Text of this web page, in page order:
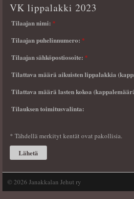
VK lippalakki 2023
Tilaajan nimi: *
Tilaajan puhelinnumero: *
Tilaajan sähköpostiosoite: *
Tilattava määrä aikuisten lippalakkia
Tilattava määrä lasten kokoa
Tilauksen toimitusvalinta:
* Tähdellä merkityt kentät ovat pakollisia.
© 2026 Janakkalan Jehut ry